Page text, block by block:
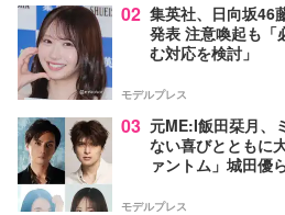
02 集英社、日向坂46
発表 注意喚起も「
む対応を検討」
モデルプレス
03 元ME:I飯田栞月、
ない喜びとともに
ァントム」城田優
モデルプレス